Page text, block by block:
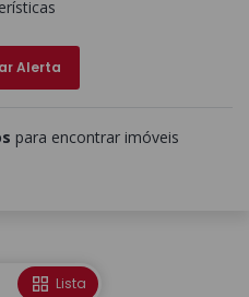
Alerta
para encontrar imóveis
Lista